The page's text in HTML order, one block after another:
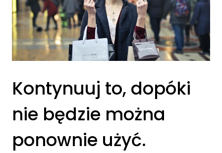
Kontynuuj to, dopóki
nie będzie można
ponownie użyć.